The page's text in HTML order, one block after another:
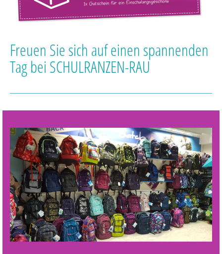
Freuen Sie sich auf einen spannenden
Tag bei SCHULRANZEN-RAU